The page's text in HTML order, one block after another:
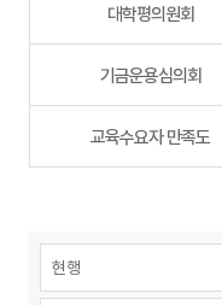
대학평의원회
기금운용심의회
교육수요자 만족도